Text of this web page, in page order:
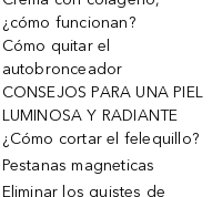
¿cómo funcionan?
Cómo quitar el
autobronceador
CONSEJOS PARA UNA PIEL
LUMINOSA Y RADIANTE
¿Cómo cortar el felequillo?
Pestanas magneticas
Eliminar los quistes de